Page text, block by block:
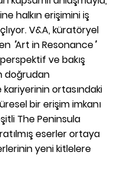
halkın erişimini iş
V&A, küratöryel
'Art in Resonance'
ve bakış
doğrudan
ortasındaki
bir erişim imkanı
The Peninsula
eserler ortaya
yeni kitlelere